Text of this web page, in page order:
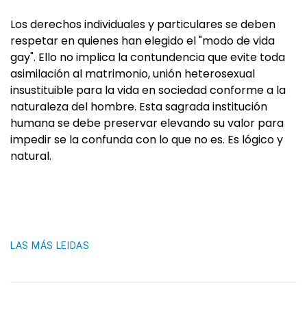
Los derechos individuales y particulares se deben
respetar en quienes han elegido el "modo de vida
gay". Ello no implica la contundencia que evite toda
asimilación al matrimonio, unión heterosexual
insustituible para la vida en sociedad conforme a la
naturaleza del hombre. Esta sagrada institución
humana se debe preservar elevando su valor para
impedir se la confunda con lo que no es. Es lógico y
natural.
LAS MÁS LEIDAS